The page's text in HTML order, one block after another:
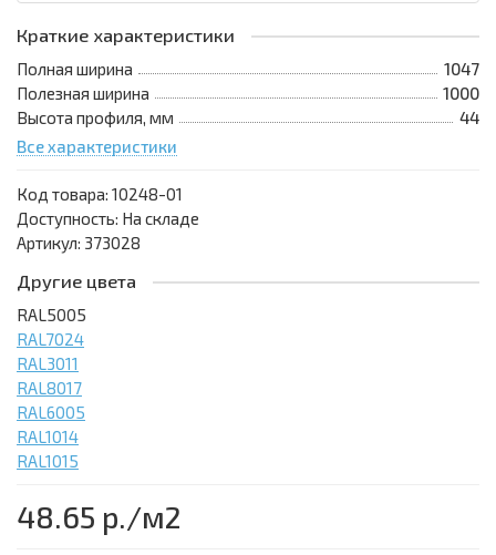
Краткие характеристики
Полная ширина
1047
Полезная ширина
1000
Высота профиля, мм
44
Все характеристики
Код товара: 10248-01
Доступность: На складе
Артикул: 373028
Другие цвета
RAL5005
RAL7024
RAL3011
RAL8017
RAL6005
RAL1014
RAL1015
48.65 р./м2